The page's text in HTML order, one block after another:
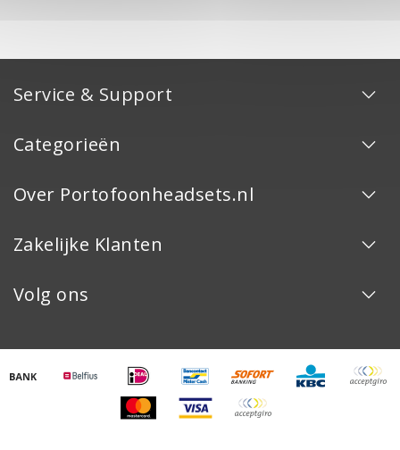
Service & Support
Categorieën
Over Portofoonheadsets.nl
Zakelijke Klanten
Volg ons